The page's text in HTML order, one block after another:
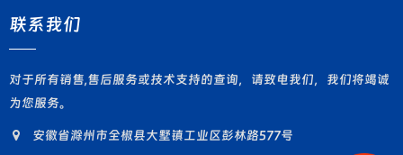
联系我们
对于所有销售,售后服务或技术支持的查询，请致电我们，我们将竭诚
为您服务。
安徽省滁州市全椒县大墅镇工业区彭林路577号